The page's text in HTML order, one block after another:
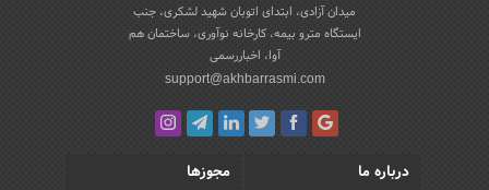
میدان آزادی، ابتدای اتوبان شهید لشکری، جنب
ایستگاه مترو بیمه، کارخانه نوآوری، ساختمان هم
آوا، اخباررسمی
support@akhbarrasmi.com
درباره ما
مجوزها